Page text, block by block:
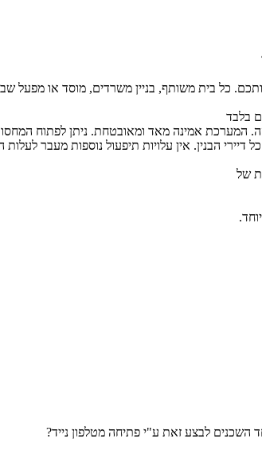
כל בית משותף, בניין משרדים, מוסד או מפעל
בלבד
המערכת אמינה מאד ומאובטחת. ניתן לפתוח
הבנין. אין עלויות תיפעול נוספות מעבר
של
לבצע זאת ע"י פתיחה מטלפון נייד?